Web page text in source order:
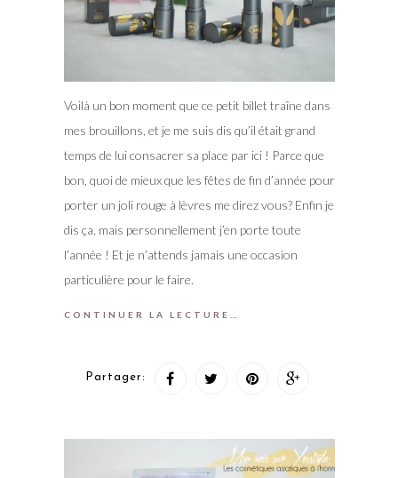
Voilà un bon moment que ce petit billet traîne dans
mes brouillons, et je me suis dis qu’il était grand
temps de lui consacrer sa place par ici ! Parce que
bon, quoi de mieux que les fêtes de fin d’année pour
porter un joli rouge à lèvres me direz vous? Enfin je
dis ça, mais personnellement j’en porte toute
l’année ! Et je n’attends jamais une occasion
particulière pour le faire.
CONTINUER LA LECTURE…
Partager: